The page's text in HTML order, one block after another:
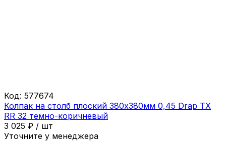
Код: 577674
Колпак на столб плоский 380х380мм 0,45 Drap ТХ
RR 32 темно-коричневый
3 025 ₽ / шт
Уточните у менеджера